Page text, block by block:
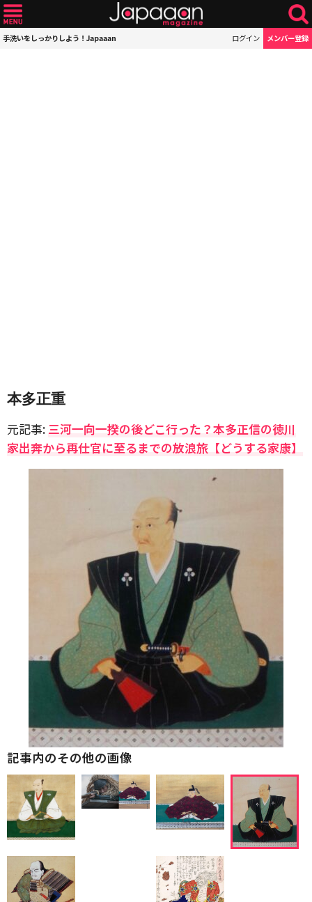
手洗いをしっかりしよう！Japaaan ログイン メンバー登録
本多正重
元記事: 三河一向一揆の後どこ行った？本多正信の徳川
家出奔から再仕官に至るまでの放浪旅【どうする家康】
記事内のその他の画像